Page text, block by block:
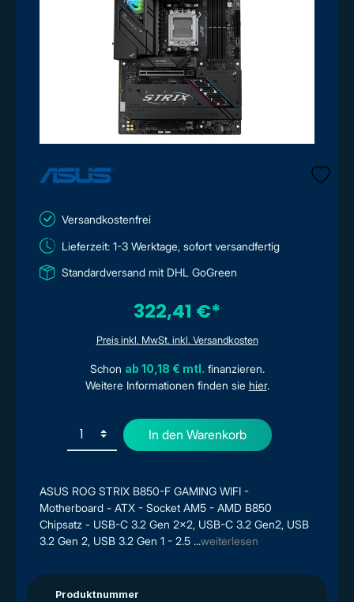
ASUS ROG STRIX B850-F GAMING WIFI -
Motherboard - ATX - Socket AM5 - AMD B850
Chipsatz - USB-C 3.2 Gen 2x2, USB-C 3.2 Gen2, USB
3.2 Gen 2, USB 3.2 Gen 1 - 2.5 ...weiterlesen
Produktnummer
Versandkostenfrei
Lieferzeit: 1-3 Werktage, sofort versandfertig
Standardversand mit DHL GoGreen
322,41 €*
Preis inkl. MwSt. inkl. Versandkosten
Schon ab 10,18 € mtl. finanzieren.
Weitere Informationen finden sie hier.
In den Warenkorb